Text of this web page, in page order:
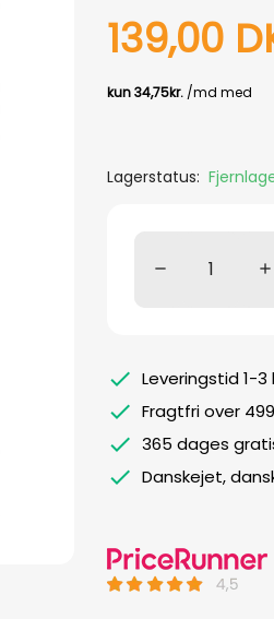
139,00
Lagerstatus:
Leveringstid 1-
Fragtfri over
365 dages
Danskejet,